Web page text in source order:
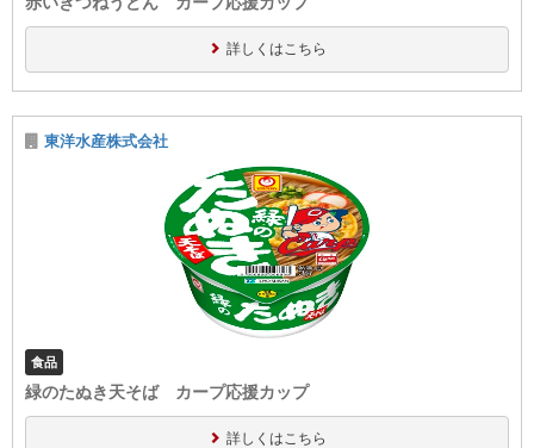
詳しくはこちら
東洋水産株式会社
食品
緑のたぬき天そば カープ応援カップ
詳しくはこちら